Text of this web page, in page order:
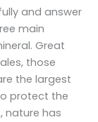
and answer
main
Great
those
the largest
protect the
nature has